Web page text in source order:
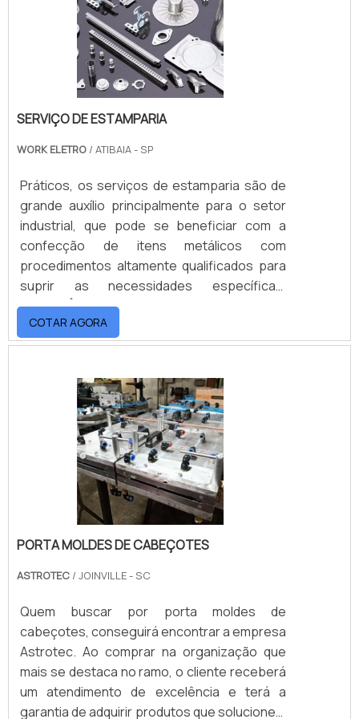
objetivo principal de levar ao seu cliente
produtos com qualidade e, assim, fidelizá-
los. Solicite já um orçamento e traga o seu
projeto para a MVA, e saiba onde comprar
moldes de injeção termoplástica!
SERVIÇO DE ESTAMPARIA
WORK ELETRO / ATIBAIA - SP
Práticos, os serviços de estamparia são de
grande auxílio principalmente para o setor
industrial, que pode se beneficiar com a
confecção de itens metálicos com
procedimentos altamente qualificados para
suprir as necessidades específicas.
IMPORTÂNCIA DO SERVIÇO DE
ESTAMPARIAEsses serviços são feitos,
inicialmente, com uma chapa metálica
tenha a alta qualidade e precisão esperadas.
Após cortes, dobras, repuxos e outros
processos pelos quais a estrutura é subm.
COTAR AGORA
PORTA MOLDES DE CABEÇOTES
ASTROTEC / JOINVILLE - SC
Quem buscar por porta moldes de
cabeçotes, conseguirá encontrar a empresa
Astrotec. Ao comprar na organização que
mais se destaca no ramo, o cliente receberá
um atendimento de excelência e terá a
garantia de adquirir produtos que solucionem